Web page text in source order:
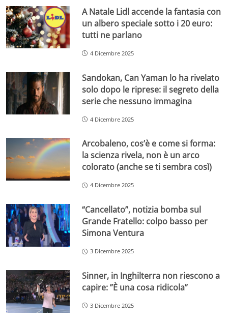
A Natale Lidl accende la fantasia con
un albero speciale sotto i 20 euro:
tutti ne parlano
4 Dicembre 2025
Sandokan, Can Yaman lo ha rivelato
solo dopo le riprese: il segreto della
serie che nessuno immagina
4 Dicembre 2025
Arcobaleno, cos’è e come si forma:
la scienza rivela, non è un arco
colorato (anche se ti sembra così)
4 Dicembre 2025
“Cancellato”, notizia bomba sul
Grande Fratello: colpo basso per
Simona Ventura
3 Dicembre 2025
Sinner, in Inghilterra non riescono a
capire: ”È una cosa ridicola”
3 Dicembre 2025